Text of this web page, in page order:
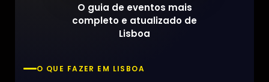
O guia de eventos mais
completo e atualizado de
Lisboa
O QUE FAZER EM LISBOA